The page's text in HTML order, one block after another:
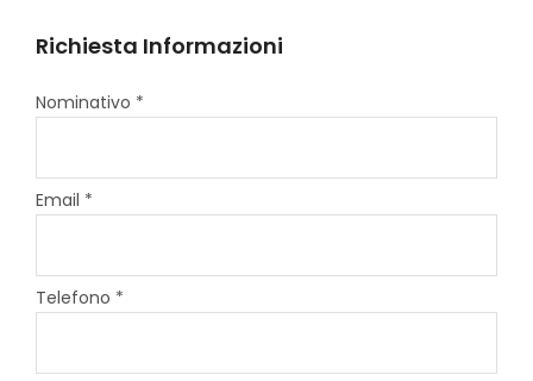
Richiesta Informazioni
Nominativo *
Email *
Telefono *